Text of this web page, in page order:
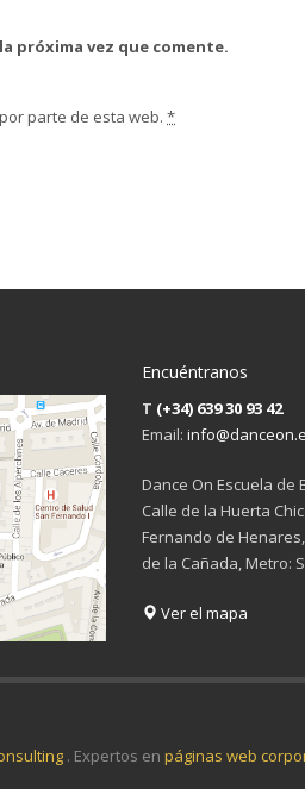
próxima vez que comente.
parte de esta web. *
Encuéntranos
T (+34) 639 30 93 42
Email:
Dance On Escuela de
Calle de la Huerta
Fernando de
de la Cañada, Metro:
Ver el mapa
. Expertos en páginas web